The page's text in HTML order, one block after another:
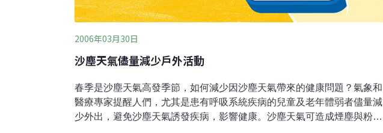
2006年03月30日
沙塵天氣儘量減少戶外活動
春季是沙塵天氣高發季節，如何減少因沙塵天氣帶來的健康問題？氣象和
醫療專家提醒人們，尤其是患有呼吸系統疾病的兒童及老年體弱者儘量減
少外出，避免沙塵天氣誘發疾病，影響健康。沙塵天氣可造成煙塵與粉塵